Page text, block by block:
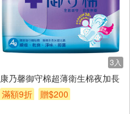
3入
康乃馨御守棉超薄衛生棉夜加長
滿額9折
贈$200